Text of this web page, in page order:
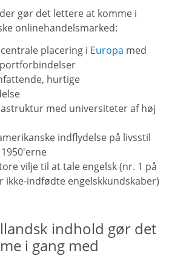
gør det lettere at komme i
onlinehandelsmarked:
placering i Europa med
hurtige
med universiteter af høj
indflydelse på livsstil
vilje til at tale engelsk (nr. 1 på
ikke-indfødte engelskkundskaber)
indhold gør det
i gang med